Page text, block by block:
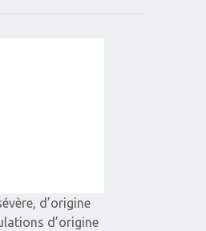
d’origine
d’origine